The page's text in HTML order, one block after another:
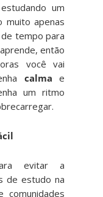
um
muito apenas
tempo para
então
você vai
calma e
um ritmo
evitar a
de estudo na